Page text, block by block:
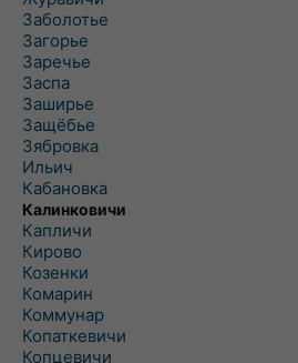
Заболотье
Загорье
Заречье
Заспа
Заширье
Защёбье
Зябровка
Ильич
Кабановка
Калинковичи
Капличи
Кирово
Козенки
Комарин
Коммунар
Копаткевичи
Копцевичи